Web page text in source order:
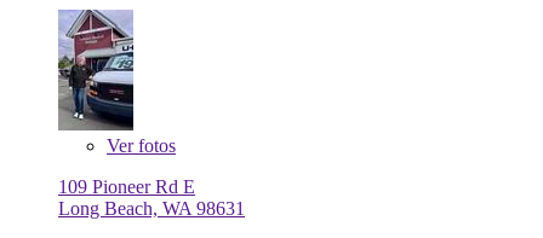
Verfotos
109 Pioneer Rd E
Long Beach, WA 98631